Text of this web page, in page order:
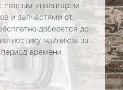
инвентарем
и запчастями от
доберется до
чайников за
период времени.